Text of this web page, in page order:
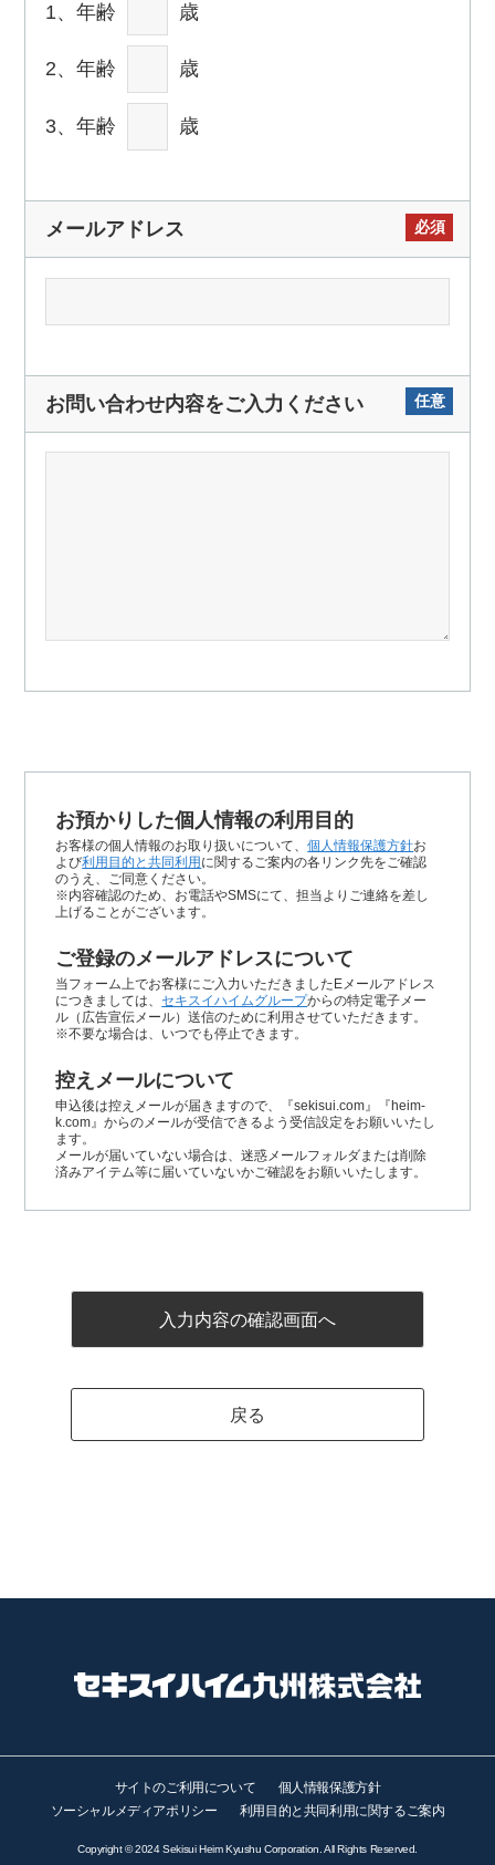
1、年齢 歳
2、年齢 歳
3、年齢 歳
メールアドレス 必須
お問い合わせ内容をご入力ください 任意
お預かりした個人情報の利用目的
お客様の個人情報のお取り扱いについて、個人情報保護方針お
よび利用目的と共同利用に関するご案内の各リンク先をご確認
のうえ、ご同意ください。
※内容確認のため、お電話やSMSにて、担当よりご連絡を差し
上げることがございます。
ご登録のメールアドレスについて
当フォーム上でお客様にご入力いただきましたEメールアドレス
につきましては、セキスイハイムグループからの特定電子メー
ル（広告宣伝メール）送信のために利用させていただきます。
※不要な場合は、いつでも停止できます。
控えメールについて
申込後は控えメールが届きますので、『sekisui.com』『heim-
k.com』からのメールが受信できるよう受信設定をお願いいたし
ます。
メールが届いていない場合は、迷惑メールフォルダまたは削除
済みアイテム等に届いていないかご確認をお願いいたします。
戻る
サイトのご利用について
個人情報保護方針
ソーシャルメディアポリシー
利用目的と共同利用に関するご案内
Copyright © 2024 Sekisui Heim Kyushu Corporation. All Rights Reserved.